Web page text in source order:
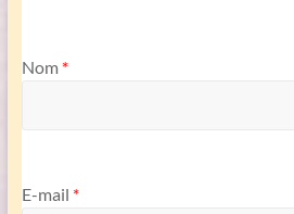
Nom *
E-mail *